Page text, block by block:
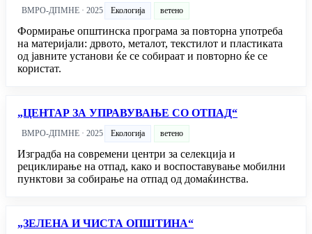
ВМРО-ДПМНЕ · 2025 Екологија ветено
Формирање општинска програма за повторна употреба
на материјали: дрвото, металот, текстилот и пластиката
од јавните установи ќе се собираат и повторно ќе се
користат.
„ЦЕНТАР ЗА УПРАВУВАЊЕ СО ОТПАД“
ВМРО-ДПМНЕ · 2025 Екологија ветено
Изградба на современи центри за селекција и
рециклирање на отпад, како и воспоставување мобилни
пунктови за собирање на отпад од домаќинства.
„ЗЕЛЕНА И ЧИСТА ОПШТИНА“